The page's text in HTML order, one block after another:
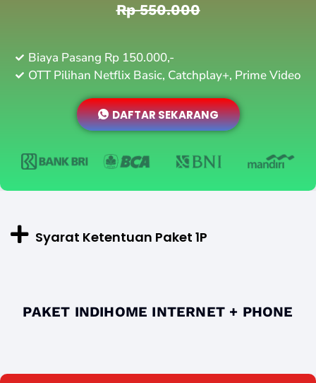
Rp 550.000
Biaya Pasang Rp 150.000,-
OTT Pilihan Netflix Basic, Catchplay+, Prime Video
DAFTAR SEKARANG
Syarat Ketentuan Paket 1P
PAKET INDIHOME INTERNET + PHONE